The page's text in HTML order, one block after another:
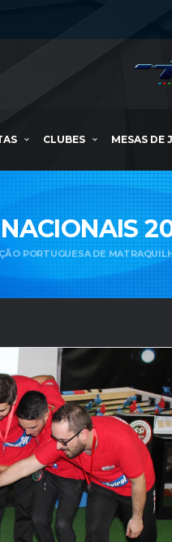
CLUBES MESAS DE
PORTUGUESA DE